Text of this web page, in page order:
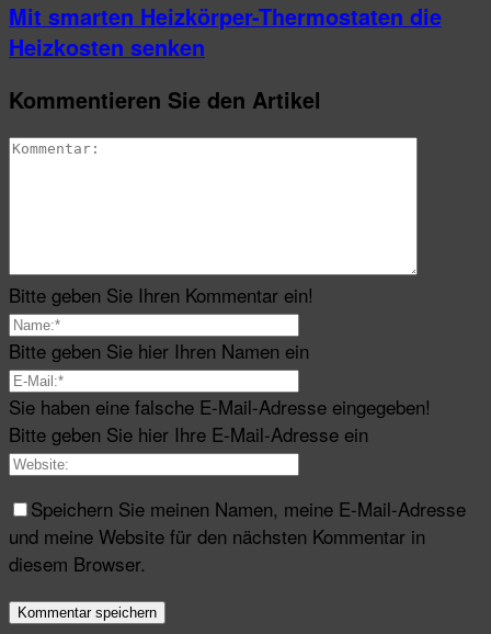
Mit smarten Heizkörper-Thermostaten die
Heizkosten senken
Kommentieren Sie den Artikel
Bitte geben Sie Ihren Kommentar ein!
Bitte geben Sie hier Ihren Namen ein
Sie haben eine falsche E-Mail-Adresse eingegeben!
Bitte geben Sie hier Ihre E-Mail-Adresse ein
Speichern Sie meinen Namen, meine E-Mail-Adresse
und meine Website für den nächsten Kommentar in
diesem Browser.